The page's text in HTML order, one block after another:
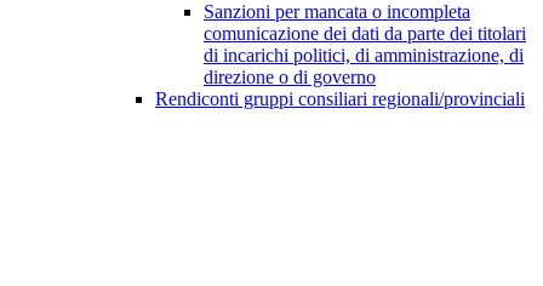
Sanzioni per mancata o incompleta
comunicazione dei dati da parte dei titolari
di incarichi politici, di amministrazione, di
direzione o di governo
Rendiconti gruppi consiliari regionali/provinciali